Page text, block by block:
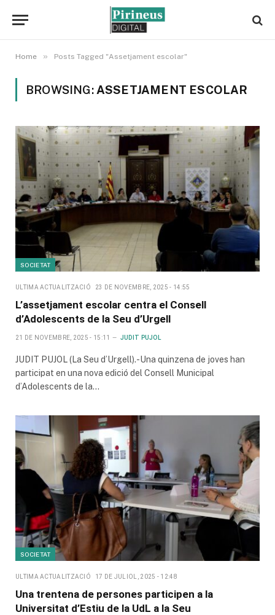
Home » Posts Tagged "Assetjament escolar"
BROWSING: ASSETJAMENT ESCOLAR
SOCIETAT
ULTIMA ACTUALITZACIÓ 23 DE NOVEMBRE, 2025 - 14:55
L’assetjament escolar centra el Consell
d’Adolescents de la Seu d’Urgell
21 DE NOVEMBRE, 2025 - 15:11 JUDIT PUJOL
JUDIT PUJOL (La Seu d’Urgell).-Una quinzena de joves han
participat en una nova edició del Consell Municipal
d’Adolescents de la…
SOCIETAT
ULTIMA ACTUALITZACIÓ 17 DE JULIOL, 2025 - 12:48
Una trentena de persones participen a la
Universitat d’Estiu de la UdL a la Seu